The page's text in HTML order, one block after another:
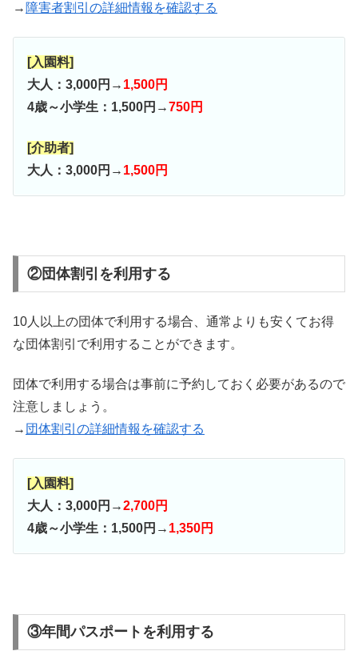
→ 障害者割引の詳細情報を確認する
[入園料]
大人：3,000円→ 1,500円
4歳～小学生：1,500円→750円
[介助者]
大人：3,000円→ 1,500円
②団体割引を利用する
10人以上の団体で利用する場合、通常よりも安くてお得
な団体割引で利用することができます。
団体で利用する場合は事前に予約しておく必要があるので
注意しましょう。
→ 団体割引の詳細情報を確認する
[入園料]
大人：3,000円→2,700円
4歳～小学生：1,500円→ 1,350円
③年間パスポートを利用する